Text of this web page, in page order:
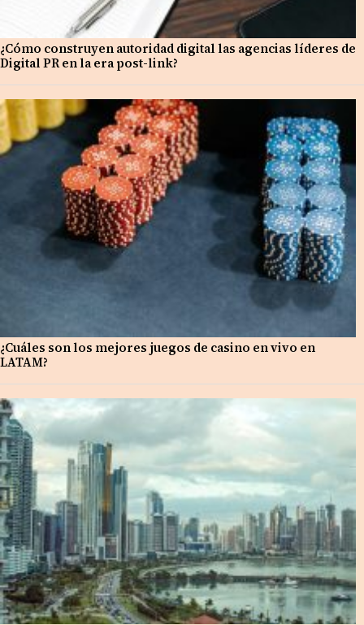
¿Cómo construyen autoridad digital las agencias líderes de
Digital PR en la era post-link?
¿Cuáles son los mejores juegos de casino en vivo en
LATAM?